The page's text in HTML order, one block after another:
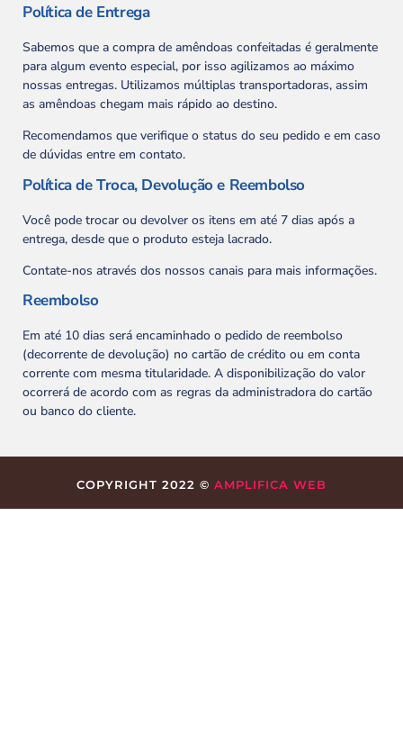
Política de Entrega
Sabemos que a compra de amêndoas confeitadas é geralmente
para algum evento especial, por isso agilizamos ao máximo
nossas entregas. Utilizamos múltiplas transportadoras, assim
as amêndoas chegam mais rápido ao destino.
Recomendamos que verifique o status do seu pedido e em caso
de dúvidas entre em contato.
Política de Troca, Devolução e Reembolso
Você pode trocar ou devolver os itens em até 7 dias após a
entrega, desde que o produto esteja lacrado.
Contate-nos através dos nossos canais para mais informações.
Reembolso
Em até 10 dias será encaminhado o pedido de reembolso
(decorrente de devolução) no cartão de crédito ou em conta
corrente com mesma titularidade. A disponibilização do valor
ocorrerá de acordo com as regras da administradora do cartão
ou banco do cliente.
COPYRIGHT 2022 © AMPLIFICA WEB